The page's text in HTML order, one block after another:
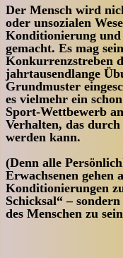
Der Mensch wird
oder unsozialen
Konditionierung und
gemacht. Es mag
Konkurrenzstreben
jahrtausendlange
Grundmuster
es vielmehr ein
Sport-Wettbewerb
Verhalten, das
werden kann.
(Denn alle
Erwachsenen
Konditionierungen
Schicksal“ –
des Menschen zu